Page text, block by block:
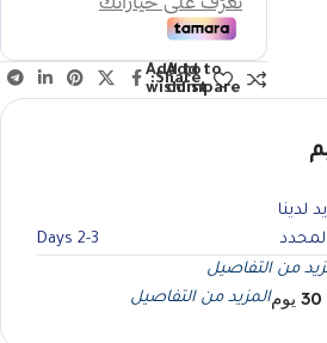
Add to
compare
Add to
wishlist
Share:
لدينا
2-3 Days
من التفاصيل
المزيد من التفاصيل